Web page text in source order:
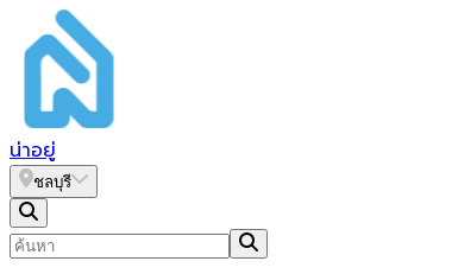
น่าอยู่
ชลบุรี